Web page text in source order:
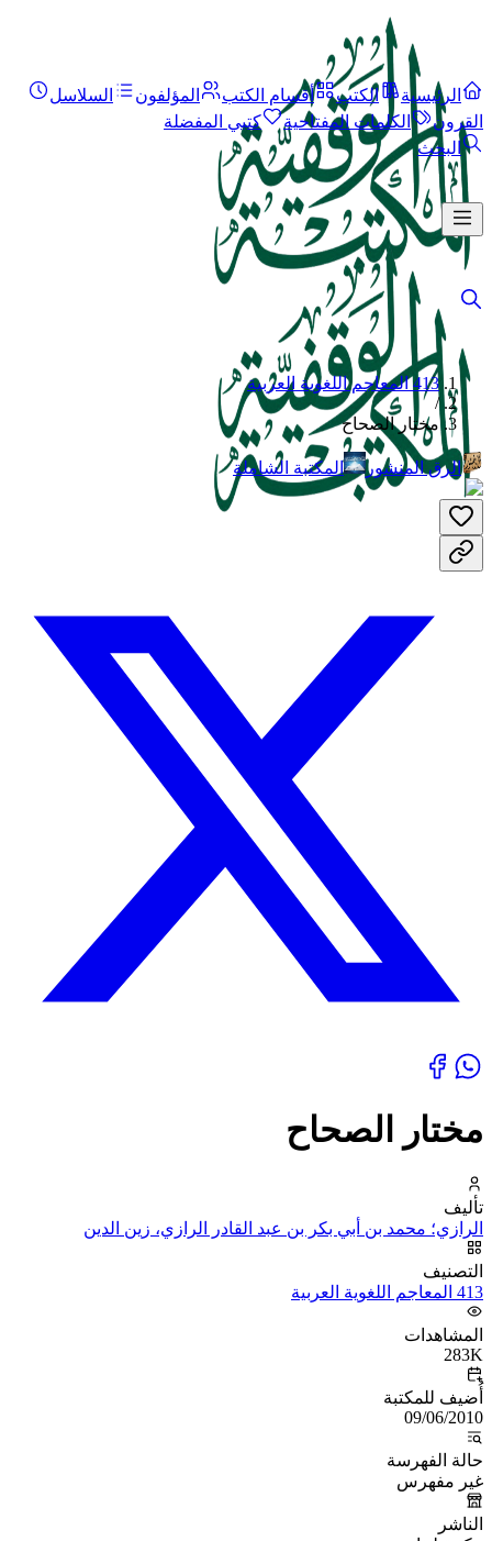
الرئيسية الكتب أقسام الكتب المؤلفون
السلاسل
القرون
الكلمات المفتاحية
كتبي المفضلة
البحث
413 المعاجم اللغوية العربية
/
مختار الصحاح
الرق المنشور المكتبة الشاملة
مختار الصحاح
تأليف
الرازي؛ محمد بن أبي بكر بن عبد القادر الرازي، زين الدين
التصنيف
413 المعاجم اللغوية العربية
المشاهدات
283K
أُضيف للمكتبة
09/06/2010
حالة الفهرسة
غير مفهرس
الناشر